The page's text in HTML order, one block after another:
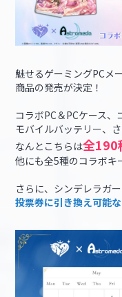
魅せるゲーミングPCメ
商品の発売が決定！
コラボPC＆PCケース
モバイルバッテリー、
なんとこちらは全190
他にも全5種のコラボキ
さらに、シンデレラガ
投票券に引き換え可能